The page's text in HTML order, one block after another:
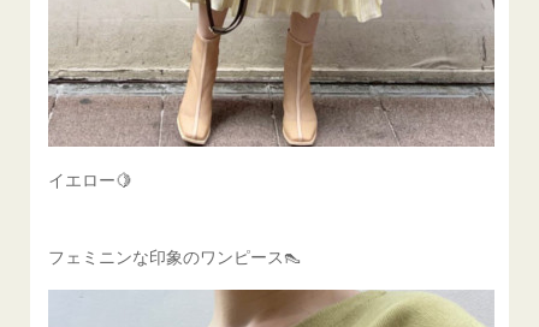
イエロー🍋
フェミニンな印象のワンピース👠